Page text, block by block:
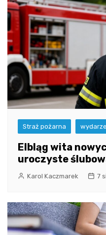
Straż pożarna
Elbląg wita
uroczyste
Karol Kaczmarek 7